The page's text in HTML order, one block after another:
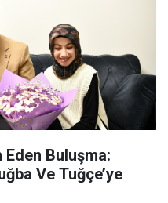
Eden Buluşma:
Ve Tuğçe’ye